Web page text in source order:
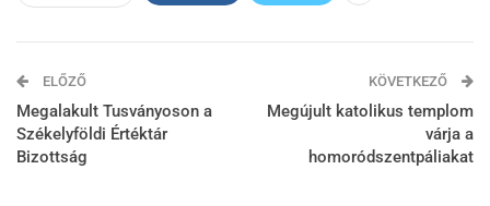
ELŐZŐ
Megalakult Tusványoson a
Székelyföldi Értéktár
Bizottság
KÖVETKEZŐ
Megújult katolikus templom
várja a
homoródszentpáliakat